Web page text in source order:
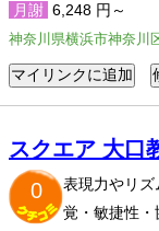
月謝 6,248 円～
神奈川県横浜市神奈川
スクエア 大口
0
表現力やリ
覚・敏捷性・